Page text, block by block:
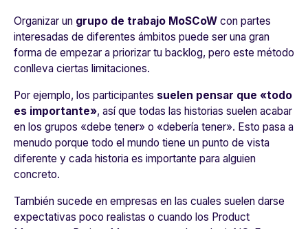
Organizar un grupo de trabajo MoSCoW con partes
interesadas de diferentes ámbitos puede ser una gran
forma de empezar a priorizar tu backlog, pero este método
conlleva ciertas limitaciones.
Por ejemplo, los participantes suelen pensar que «todo
es importante», así que todas las historias suelen acabar
en los grupos «debe tener» o «debería tener». Esto pasa a
menudo porque todo el mundo tiene un punto de vista
diferente y cada historia es importante para alguien
concreto.
También sucede en empresas en las cuales suelen darse
expectativas poco realistas o cuando los Product